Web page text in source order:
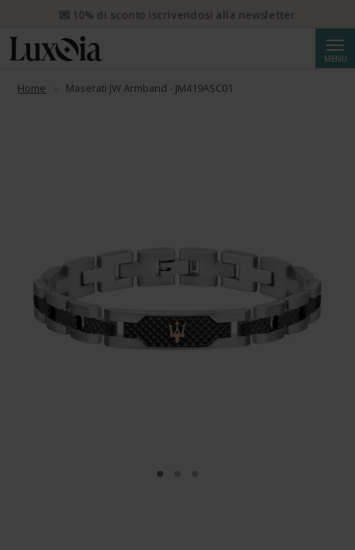
MENU
Home Maserati JW Armband - JM419ASC01
📦 Spedizione prioritaria gratuita da CHF 50. Spedizione
prioritaria raccomandata da CHF 250.